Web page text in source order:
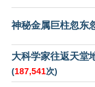
神秘金属巨柱忽东
大科学家往返天堂
(187,541次)